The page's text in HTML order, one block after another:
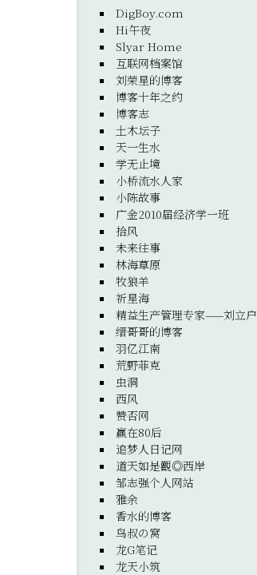
DigBoy.com
Hi午夜
Slyar Home
互联网档案馆
刘荣星的博客
博客十年之约
博客志
土木坛子
天一生水
学无止境
小桥流水人家
小陈故事
广金2010届经济学一班
拾风
未来往事
林海草原
牧狼羊
祈星海
精益生产管理专家——刘立户
缙哥哥的博客
羽亿江南
荒野菲克
虫洞
西风
赞否网
赢在80后
追梦人日记网
道天如是觀◎西岸
邹志强个人网站
雅余
香水的博客
鸟叔の窝
龙G笔记
龙天小筑